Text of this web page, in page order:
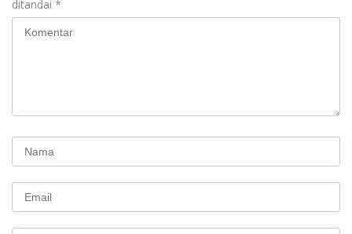
ditandai *